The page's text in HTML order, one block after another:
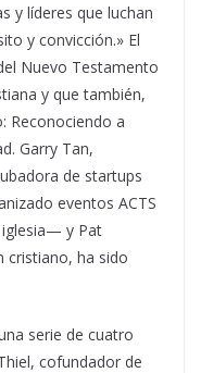
y líderes que luchan
y convicción.» El
Nuevo Testamento
y que también,
Reconociendo a
Garry Tan,
de startups
eventos ACTS
y Pat
cristiano, ha sido
serie de cuatro
cofundador de